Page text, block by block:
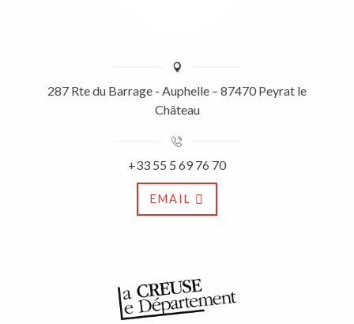
287 Rte du Barrage - Auphelle – 87470 Peyrat le
Château
+33 55 5 69 76 70
EMAIL